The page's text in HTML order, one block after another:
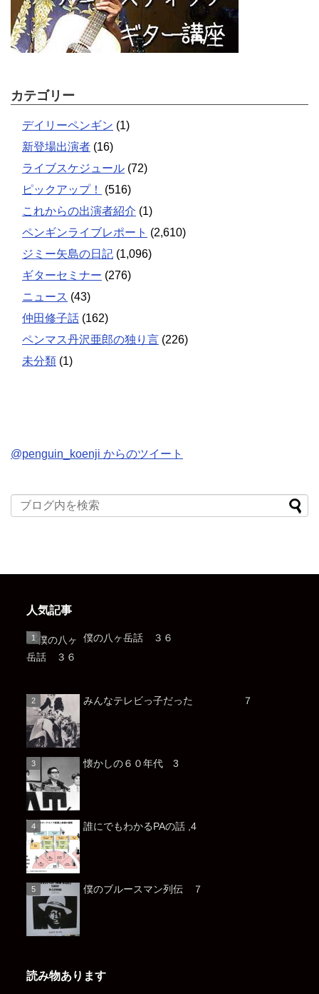
カテゴリー
デイリーペンギン (1)
新登場出演者 (16)
ライブスケジュール (72)
ピックアップ！
(516)
これからの出演者紹介 (1)
ペンギンライブレポート (2,610)
ジミー矢島の日記 (1,096)
ギターセミナー (276)
ニュース (43)
仲田修子話 (162)
ペンマス丹沢亜郎の独り言 (226)
未分類 (1)
@penguin_koenji からのツイート
人気記事
僕の八ヶ岳話 ３６
みんなテレビっ子だった ７
懐かしの６０年代 3
誰にでもわかるPAの話 ,4
僕のブルースマン列伝 ７
読み物あります